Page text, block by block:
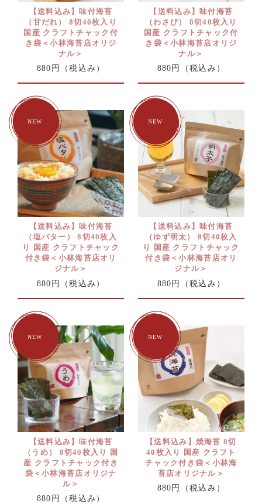
【送料込み】味付海苔
（甘だれ） 8切40枚入り
国産 クラフトチャック付
き袋＜小林海苔店オリジ
ナル＞
880円
（税込み）
【送料込み】味付海苔
（わさび） 8切40枚入り
国産 クラフトチャック付
き袋＜小林海苔店オリジ
ナル＞
880円
（税込み）
【送料込み】味付海苔
（塩バター） 8切40枚入
り 国産 クラフトチャック
付き袋＜小林海苔店オリ
ジナル＞
880円
（税込み）
【送料込み】味付海苔
（ゆず明太） 8切40枚入
り 国産 クラフトチャック
付き袋＜小林海苔店オリ
ジナル＞
880円
（税込み）
【送料込み】味付海苔
（うめ） 8切40枚入り 国
産 クラフトチャック付き
袋＜小林海苔店オリジナ
ル＞
880円
（税込み）
【送料込み】焼海苔 8切
40枚入り 国産 クラフト
チャック付き袋＜小林海
苔店オリジナル＞
880円
（税込み）